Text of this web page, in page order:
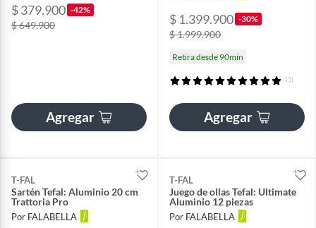
$ 379.900 -42%
$ 649.900
Agregar
$ 1.399.900 -30%
$ 1.999.900
Retira desde 90min
(1)
Agregar
T-FAL
Sartén Tefal: Aluminio 20 cm
Trattoria Pro
Por FALABELLA
T-FAL
Juego de ollas Tefal: Ultimate
Aluminio 12 piezas
Por FALABELLA